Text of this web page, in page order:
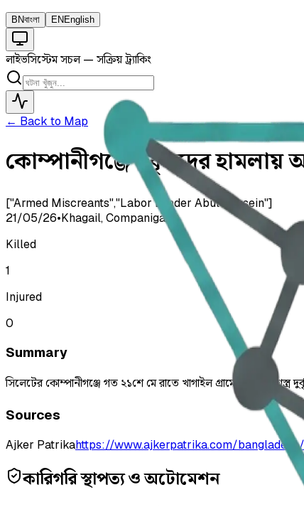
BNবাংলা EN English
লাইভসিস্টেম সচল — সক্রিয় ট্র্যাকিং
← Back to Map
কোম্পানীগঞ্জে দুর্বৃত্তদের
["Armed Miscreants","Labor Leader Abul Hossein"]
21/05/26•Khagail, Companiganj
Killed
1
Injured
0
Summary
সিলেটের কোম্পানীগঞ্জে গত ২১শে মে রাতে খাগাইল গ্রামে একদল
Sources
Ajker Patrikahttps://www.ajkerpatrika.com/
কারিগরি স্থাপত্য ও অটোমেশন